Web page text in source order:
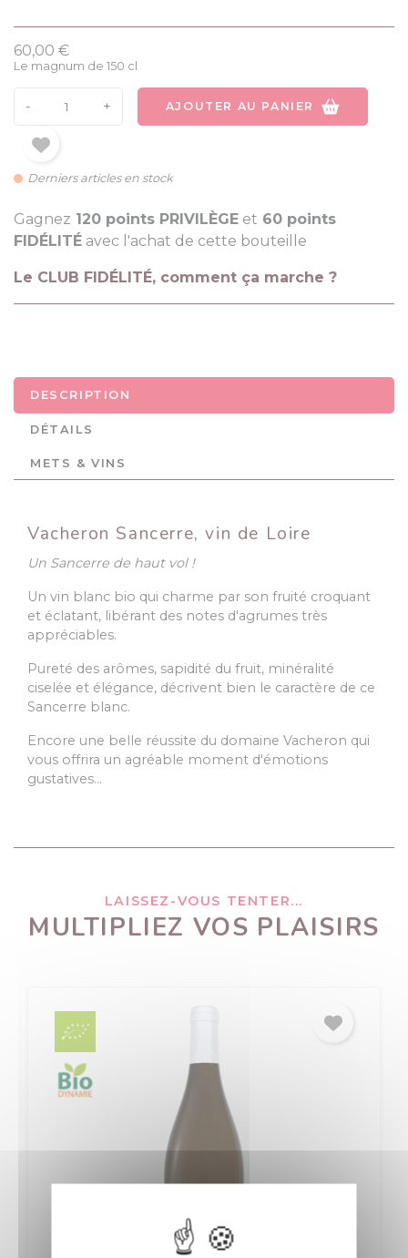
60,00 €
Le magnum de 150 cl
- + AJOUTER AU PANIER
Derniers articles en stock
Gagnez 120 points PRIVILÈGE et 60 points
FIDÉLITÉ avec l'achat de cette bouteille
Le CLUB FIDÉLITÉ, comment ça marche ?
DESCRIPTION
DÉTAILS
METS & VINS
Vacheron Sancerre, vin de Loire
Un Sancerre de haut vol !
Un vin blanc bio qui charme par son fruité croquant
et éclatant, libérant des notes d'agrumes très
appréciables.
Pureté des arômes, sapidité du fruit, minéralité
ciselée et élégance, décrivent bien le caractère de ce
Sancerre blanc.
Encore une belle réussite du domaine Vacheron qui
vous offrira un agréable moment d'émotions
gustatives…
LAISSEZ-VOUS TENTER...
MULTIPLIEZ VOS PLAISIRS